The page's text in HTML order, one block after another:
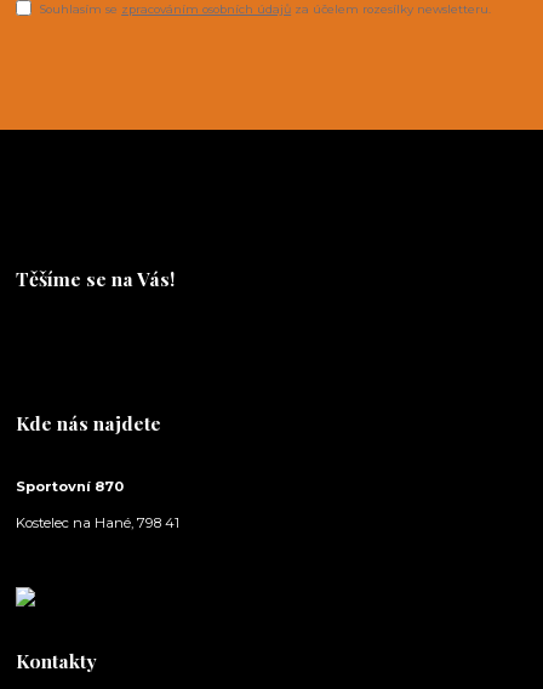
Souhlasím se zpracováním osobních údajů za účelem rozesílky newsletteru.
Těšíme se na Vás!
Kde nás najdete
Sportovní 870
Kostelec na Hané, 798 41
Kontakty